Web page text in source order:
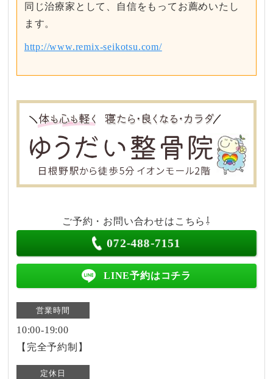
同じ治療家として、自信をもってお薦めいたし
ます。
http://www.remix-seikotsu.com/
ご予約・お問い合わせはこちら⇩
072-488-7151
LINE予約はコチラ
営業時間
10:00-19:00
【完全予約制】
定休日